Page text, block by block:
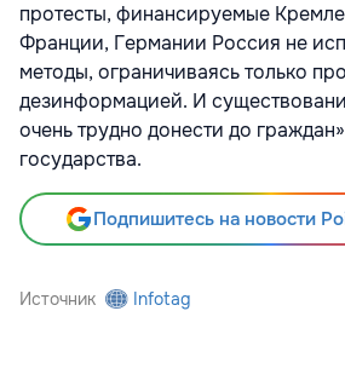
протесты, финансируемые
Франции, Германии Россия не
методы, ограничиваясь только
дезинформацией. И
очень трудно донести до
государства.
Подпишитесь на новости
Источник Infotag